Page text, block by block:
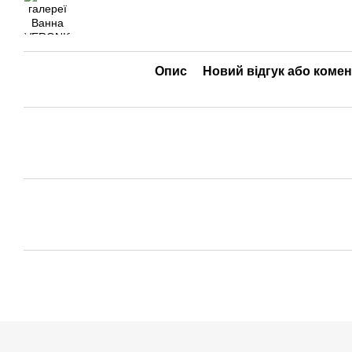
Опис Новий відгук або